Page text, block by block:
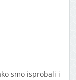
smo isprobali i